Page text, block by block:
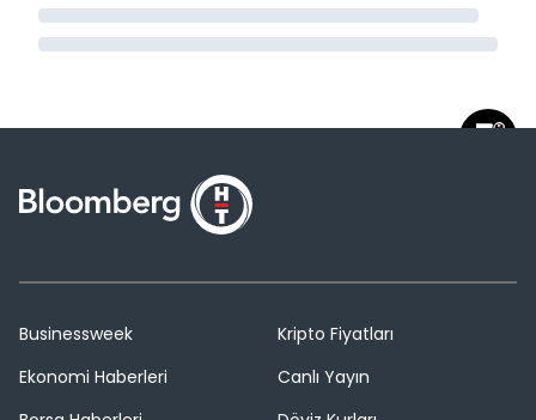
Businessweek
Ekonomi Haberleri
Kripto Fiyatları
Canlı Yayın